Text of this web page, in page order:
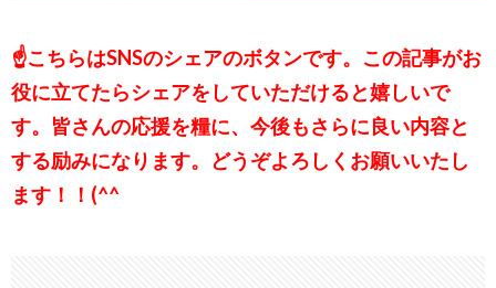
☝こちらはSNSのシェアのボタンです。この記事がお
役に立てたらシェアをしていただけると嬉しいで
す。皆さんの応援を糧に、今後もさらに良い内容と
する励みになります。どうぞよろしくお願いいたし
ます！！(^^